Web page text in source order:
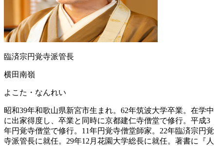
臨済宗円覚寺派管長
横田南嶺
よこた・なんれい
昭和39年和歌山県新宮市生まれ。62年筑波大学卒業。在学中
に出家得度し、卒業と同時に京都建仁寺僧堂で修行。平成3
年円覚寺僧堂で修行。11年円覚寺僧堂師家。22年臨済宗円覚
寺派管長に就任。29年12月花園大学総長に就任。著書に『人